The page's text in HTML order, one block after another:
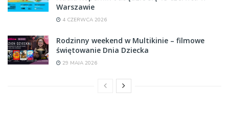
Warszawie
4 CZERWCA 2026
Rodzinny weekend w Multikinie – filmowe
świętowanie Dnia Dziecka
29 MAJA 2026